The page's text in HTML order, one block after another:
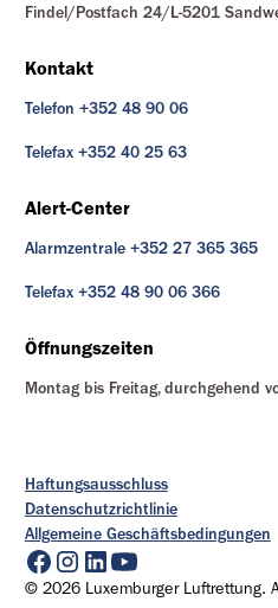
Findel/Postfach 24/L-5201
Kontakt
Telefon +352 48 90 06
Telefax +352 40 25 63
Alert-Center
Alarmzentrale +352 27 365 365
Telefax +352 48 90 06 366
Öffnungszeiten
Montag bis Freitag, durchgehend
© 2026 Luxemburger Luftrettung.
Haftungsausschluss
Datenschutzrichtlinie
Allgemeine Geschäftsbedingungen